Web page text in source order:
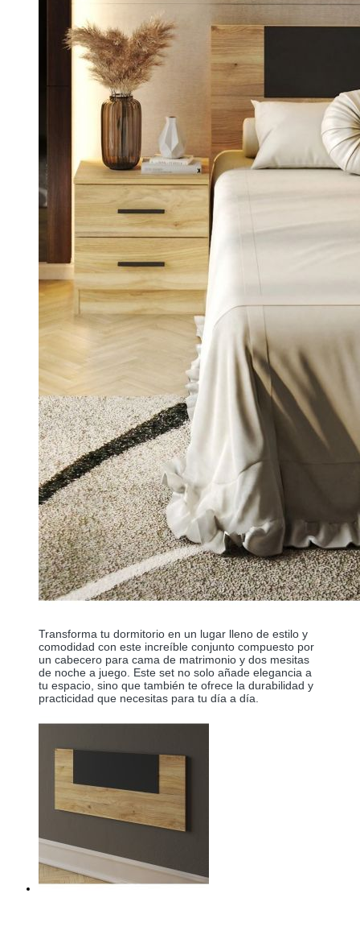
Transforma tu dormitorio en un lugar lleno de estilo y
comodidad con este increíble conjunto compuesto por
un cabecero para cama de matrimonio y dos mesitas
de noche a juego. Este set no solo añade elegancia a
tu espacio, sino que también te ofrece la durabilidad y
practicidad que necesitas para tu día a día.